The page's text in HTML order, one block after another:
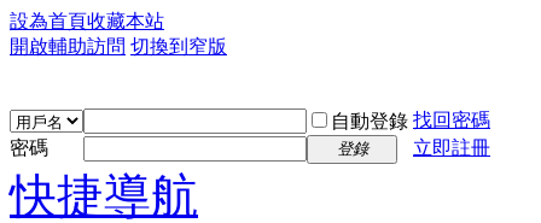
設為首頁收藏本站
開啟輔助訪問 切換到窄版
自動登錄 找回密碼
密碼
登錄 立即註冊
快捷導航